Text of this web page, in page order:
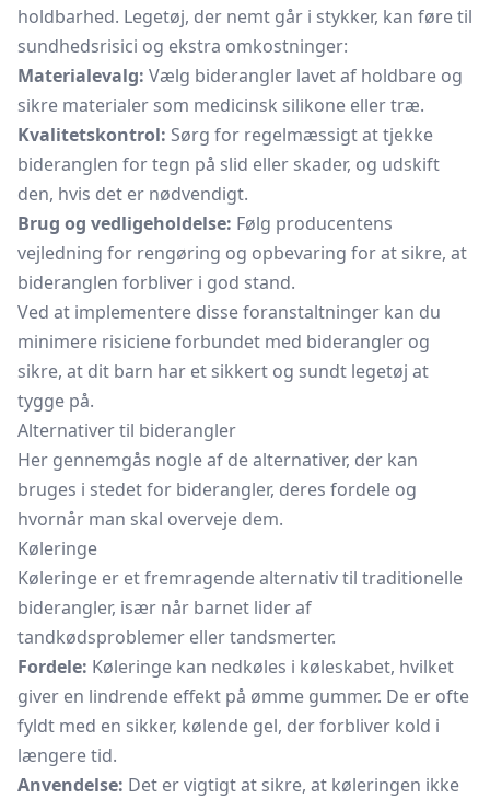
holdbarhed. Legetøj, der nemt går i stykker, kan føre til
sundhedsrisici og ekstra omkostninger:
Materialevalg: Vælg biderangler lavet af holdbare og
sikre materialer som medicinsk silikone eller træ.
Kvalitetskontrol: Sørg for regelmæssigt at tjekke
bideranglen for tegn på slid eller skader, og udskift
den, hvis det er nødvendigt.
Brug og vedligeholdelse: Følg producentens
vejledning for rengøring og opbevaring for at sikre, at
bideranglen forbliver i god stand.
Ved at implementere disse foranstaltninger kan du
minimere risiciene forbundet med biderangler og
sikre, at dit barn har et sikkert og sundt legetøj at
tygge på.
Alternativer til biderangler
Her gennemgås nogle af de alternativer, der kan
bruges i stedet for biderangler, deres fordele og
hvornår man skal overveje dem.
Køleringe
Køleringe er et fremragende alternativ til traditionelle
biderangler, især når barnet lider af
tandkødsproblemer eller tandsmerter.
Fordele: Køleringe kan nedkøles i køleskabet, hvilket
giver en lindrende effekt på ømme gummer. De er ofte
fyldt med en sikker, kølende gel, der forbliver kold i
længere tid.
Anvendelse: Det er vigtigt at sikre, at køleringen ikke